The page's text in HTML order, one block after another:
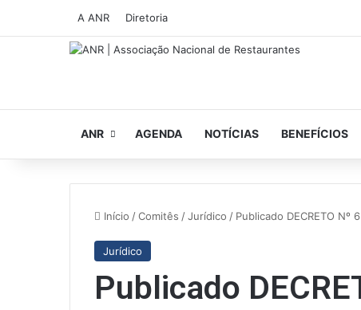
A ANR Diretoria
ANR AGENDA NOTÍCIAS BENEFÍCIOS
Início /Comitês /Jurídico / Publicado DECRETO
Jurídico
Publicado